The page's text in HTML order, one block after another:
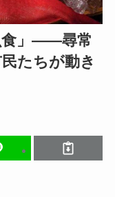
食」――尋常
たちが動き